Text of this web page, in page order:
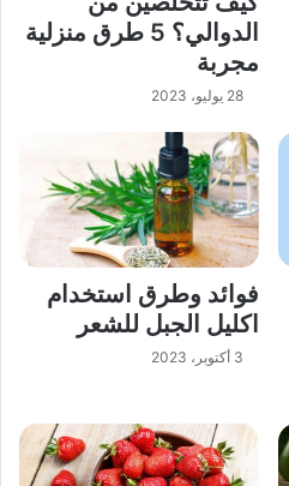
الدوالي؟ 5 طرق منزلية
مجربة
28 يوليو، 2023
فوائد وطرق استخدام
اكليل الجبل للشعر
3 أكتوبر، 2023